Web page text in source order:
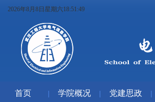
2026年8月8日星期六18:51:50
首页 | 学院概况 | 党建思政 |